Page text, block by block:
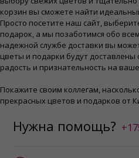
корзин вы сможете найти
Просто посетите наш сайт,
подарок, а мы позаботимся обо
надежной службе доставки вы
цветы и подарки будут доставлены
радость и признательность на
Покажите своим коллегам,
прекрасных цветов и подарков от
Нужна помощь?